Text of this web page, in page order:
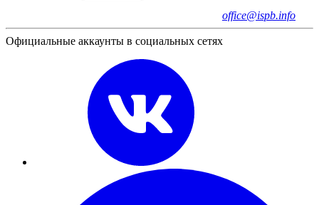
office@ispb.info
Официальные аккаунты в социальных сетях